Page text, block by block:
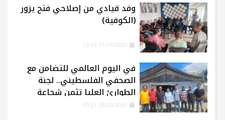
وفد قيادي من إصلاحي فتح يزور
(الكوفية)
في اليوم العالمي للتضامن مع
الصحفي الفلسطيني.. لجنة
الطوارئ العليا تثمن شجاعة
الإعلاميين في غزة